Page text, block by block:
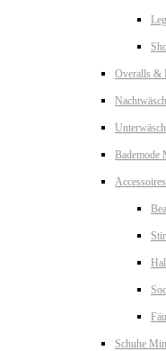
Overalls &
Bademode
Schuhe